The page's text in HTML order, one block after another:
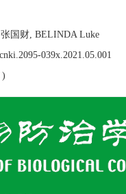
国财, BELINDA Luke
039x.2021.05.001
)